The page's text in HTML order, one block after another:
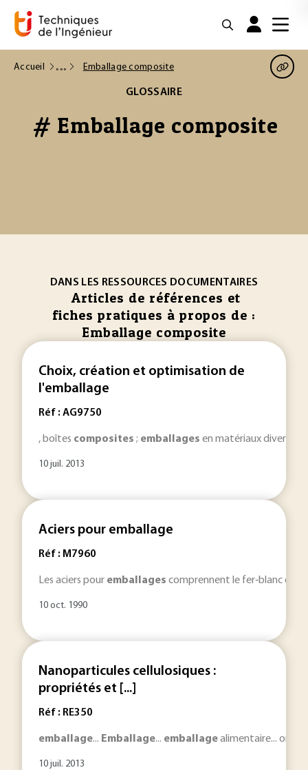
Accueil Emballage composite
GLOSSAIRE
# Emballage composite
DANS LES RESSOURCES DOCUMENTAIRES
Articles de références et
fiches pratiques à propos de :
Emballage composite
Choix, création et optimisation de
l'emballage
Réf : AG9750
, boîtes composites ; emballages en matériaux divers
10 juil. 2013
Aciers pour emballage
Réf : M7960
Les aciers pour emballages comprennent le fer‐blanc et
10 oct. 1990
Nanoparticules cellulosiques :
propriétés et [...]
Réf : RE350
emballage... Emballage... emballagealimentaire... ont
10 juil. 2013